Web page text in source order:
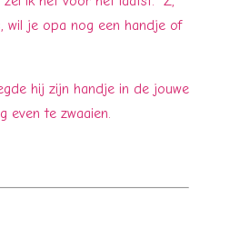
wil je opa nog een handje of
hij zijn handje in de jouwe
even te zwaaien.